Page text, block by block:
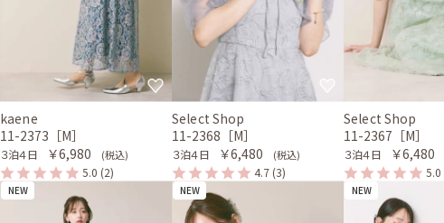
kaene
11-2373［M］
３泊４日 ￥6,980 (税込)
5.0 (2)
Select Shop
11-2368［M］
３泊４日 ￥6,480 (税込)
4.7 (3)
Select Shop
11-2367［M］
３泊４日 ￥6,480
5.0
NEW NEW NEW